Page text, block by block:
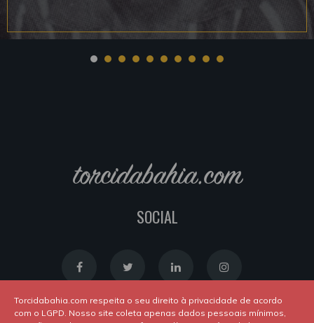
torcidabahia.com
SOCIAL
Torcidabahia.com respeita o seu direito à privacidade de acordo
com o LGPD. Nosso site coleta apenas dados pessoais mínimos,